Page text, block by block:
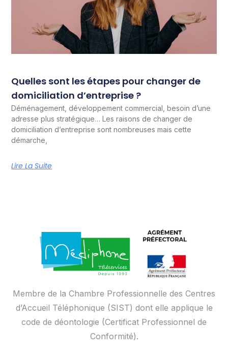
Quelles sont les étapes pour changer de
domiciliation d’entreprise ?
Déménagement, développement commercial, besoin d’une
adresse plus stratégique… Les raisons de changer de
domiciliation d’entreprise sont nombreuses mais cette
démarche,
Lire La Suite
Membre de la Chambre Professionnelle des Centres
d’Accueil Téléphonique (SIST) dont elle applique le
code de déontologie (Certificat Professionnel de
Conformité).